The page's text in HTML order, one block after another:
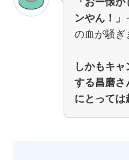
ンやん！」
の血が騒ぎ
しかもキ
する昌磨さ
にとっては